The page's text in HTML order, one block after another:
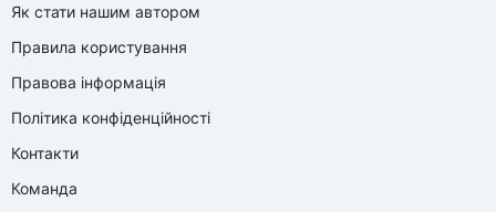
Як стати нашим автором
Правила користування
Правова інформація
Політика конфіденційності
Контакти
Команда